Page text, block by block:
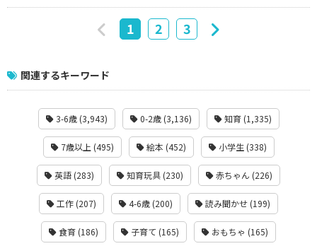
1 2 3
関連するキーワード
3-6歳 (3,943) 0-2歳 (3,136) 知育 (1,335)
7歳以上 (495) 絵本 (452) 小学生 (338)
英語 (283) 知育玩具 (230) 赤ちゃん (226)
工作 (207) 4-6歳 (200) 読み聞かせ (199)
食育 (186) 子育て (165) おもちゃ (165)